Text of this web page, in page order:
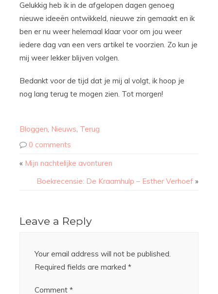
Gelukkig heb ik in de afgelopen dagen genoeg
nieuwe ideeën ontwikkeld, nieuwe zin gemaakt en ik
ben er nu weer helemaal klaar voor om jou weer
iedere dag van een vers artikel te voorzien. Zo kun je
mij weer lekker blijven volgen.
Bedankt voor de tijd dat je mij al volgt, ik hoop je
nog lang terug te mogen zien. Tot morgen!
Bloggen, Nieuws, Terug
0 comments
« Mijn nachtelijke avonturen
Boekrecensie: De Kraamhulp – Esther Verhoef »
Leave a Reply
Your email address will not be published.
Required fields are marked *
Comment *